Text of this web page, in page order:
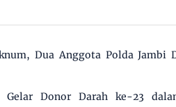
Dua Anggota Polda Jambi
Donor Darah ke-23